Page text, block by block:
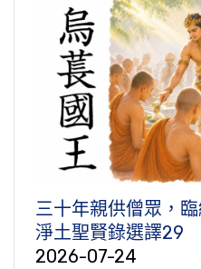
三十年親供僧眾，臨
淨土聖賢錄選譯29
2026-07-24